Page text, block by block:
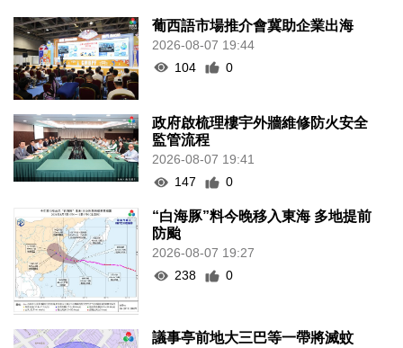
葡西語市場推介會冀助企業出海
2026-08-07 19:44
104
0
政府啟梳理樓宇外牆維修防火安全
監管流程
2026-08-07 19:41
147
0
“白海豚”料今晚移入東海 多地提前
防颱
2026-08-07 19:27
238
0
議事亭前地大三巴等一帶將滅蚊